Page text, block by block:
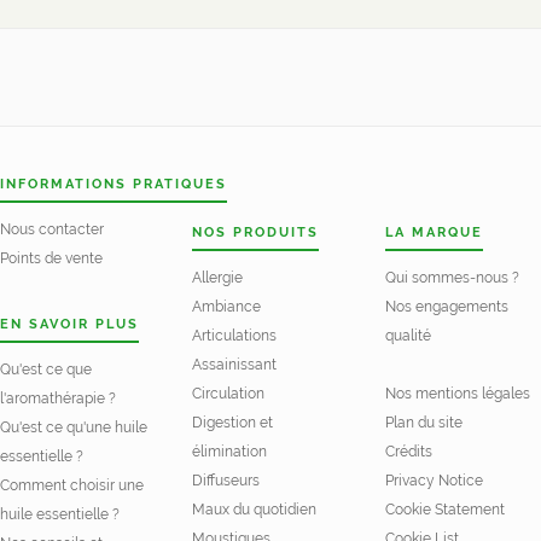
INFORMATIONS PRATIQUES
Nous contacter
Points de vente
EN SAVOIR PLUS
Qu'est ce que
l'aromathérapie ?
Qu'est ce qu'une huile
essentielle ?
Comment choisir une
huile essentielle ?
NOS PRODUITS
Allergie
Ambiance
Articulations
Assainissant
Circulation
Digestion et
élimination
Diffuseurs
Maux du quotidien
LA MARQUE
Qui sommes-nous ?
Nos engagements
qualité
Nos mentions légales
Plan du site
Crédits
Privacy Notice
Cookie Statement